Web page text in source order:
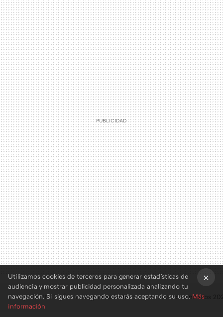
TEMAS DE INTERÉS Vaqueros 2026 Libros recomendados
Utilizamos cookies de terceros para generar estadísticas de
audiencia y mostrar publicidad personalizada analizando tu
navegación. Si sigues navegando estarás aceptando su uso. Más
información